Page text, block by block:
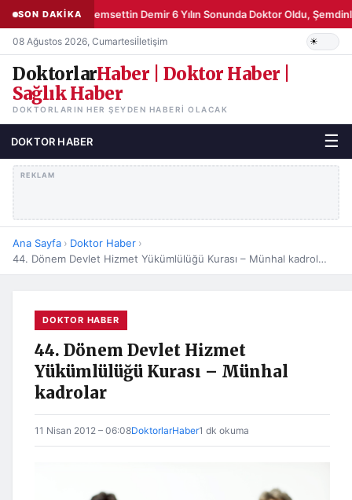
SON DAKİKA Şemsettin Demir 6 Yılın Sonunda Doktor Oldu,
08 Ağustos 2026, Cumartesiİletişim
DoktorlarHaber | Doktor Haber |
Sağlık Haber
DOKTORLARIN HER ŞEYDEN HABERI OLACAK
DOKTOR HABER ☰
REKLAM
Ana Sayfa › Doktor Haber ›
44. Dönem Devlet Hizmet Yükümlülüğü Kurası – Münhal kadrolar
DOKTOR HABER
44. Dönem Devlet Hizmet
Yükümlülüğü Kurası – Münhal
kadrolar
11 Nisan 2012 – 06:08DoktorlarHaber1 dk okuma